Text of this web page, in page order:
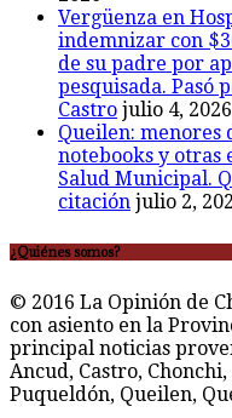
Vergüenza en
indemnizar con
de su padre por
pesquisada. Pasó
Castro julio 4, 2026
Queilen: menores
notebooks y otras
Salud Municipal.
citación julio 2,
¿Quiénes somos?
© 2016 La Opinión de
con asiento en la
principal noticias
Ancud, Castro,
Puqueldón, Queilen,